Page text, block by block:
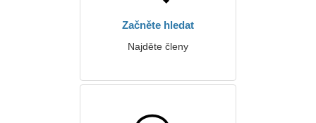
Začněte hledat
Najděte členy